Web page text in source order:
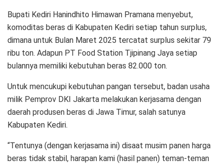
Bupati Kediri Hanindhito Himawan Pramana menyebut,
komoditas beras di Kabupaten Kediri setiap tahun surplus,
dimana untuk Bulan Maret 2025 tercatat surplus sekitar 79
ribu ton. Adapun PT Food Station Tjipinang Jaya setiap
bulannya memiliki kebutuhan beras 82.000 ton.
Untuk mencukupi kebutuhan pangan tersebut, badan usaha
milik Pemprov DKI Jakarta melakukan kerjasama dengan
daerah produsen beras di Jawa Timur, salah satunya
Kabupaten Kediri.
“Tentunya (dengan kerjasama ini) disaat musim panen harga
beras tidak stabil, harapan kami (hasil panen) teman-teman